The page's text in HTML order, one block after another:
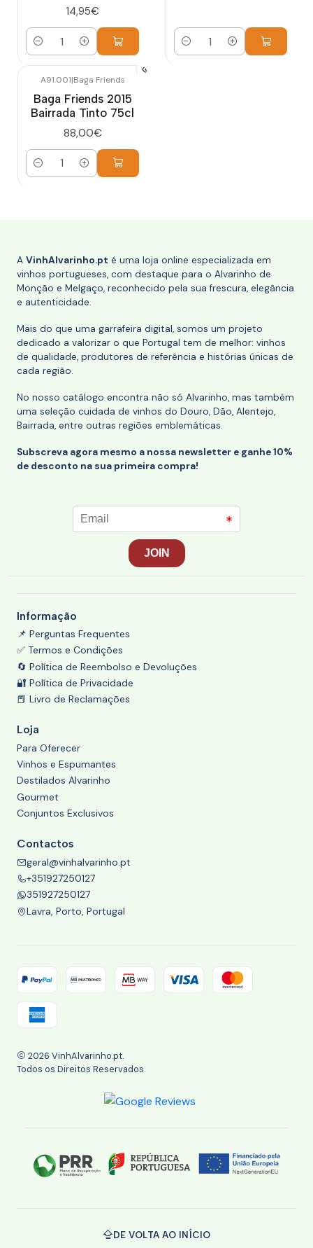
14,95€
Quantidade Quantidade
A91.001|Baga Friends
Baga Friends 2015
Bairrada Tinto 75cl
88,00€
Quantidade
A VinhAlvarinho.pt é uma loja online especializada em
vinhos portugueses, com destaque para o Alvarinho de
Monção e Melgaço, reconhecido pela sua frescura, elegância
e autenticidade.
Mais do que uma garrafeira digital, somos um projeto
dedicado a valorizar o que Portugal tem de melhor: vinhos
de qualidade, produtores de referência e histórias únicas de
cada região.
No nosso catálogo encontra não só Alvarinho, mas também
uma seleção cuidada de vinhos do Douro, Dão, Alentejo,
Bairrada, entre outras regiões emblemáticas.
Subscreva agora mesmo a nossa newsletter e ganhe 10%
de desconto na sua primeira compra!
Informação
📌 Perguntas Frequentes
✅ Termos e Condições
🔄 Política de Reembolso e Devoluções
🔐 Política de Privacidade
📕 Livro de Reclamações
Loja
Para Oferecer
Vinhos e Espumantes
Destilados Alvarinho
Gourmet
Conjuntos Exclusivos
Contactos
geral@vinhalvarinho.pt
+351927250127
351927250127
Lavra, Porto, Portugal
2026 VinhAlvarinho.pt.
Todos os Direitos Reservados.
DE VOLTA AO INÍCIO